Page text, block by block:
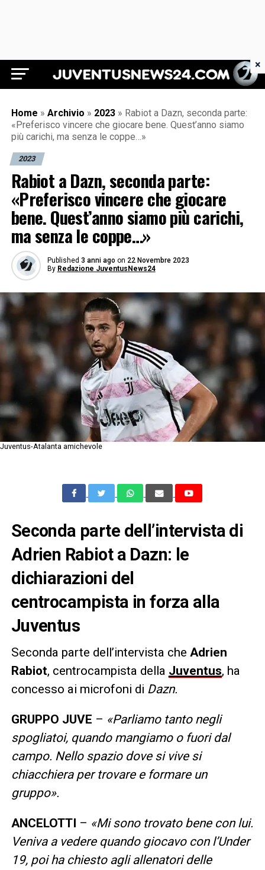
Juventus News 24
Home » Archivio » 2023 » Rabiot a Dazn, seconda parte:
«Preferisco vincere che giocare bene. Quest’anno siamo
più carichi, ma senza le coppe…»
2023
Rabiot a Dazn, seconda parte:
«Preferisco vincere che giocare
bene. Quest’anno siamo più carichi,
ma senza le coppe…»
Published 3 anni ago on 22 Novembre 2023
By Redazione JuventusNews24
Juventus-Atalanta amichevole
Seconda parte dell’intervista di
Adrien Rabiot a Dazn: le
dichiarazioni del
centrocampista in forza alla
Juventus
Seconda parte dell’intervista che Adrien
Rabiot, centrocampista della Juventus, ha
concesso ai microfoni di Dazn.
GRUPPO JUVE – «Parliamo tanto negli
spogliatoi, quando mangiamo o fuori dal
campo. Nello spazio dove si vive si
chiacchiera per trovare e formare un
gruppo».
ANCELOTTI – «Mi sono trovato bene con lui.
Veniva a vedere quando giocavo con l’Under
19, poi ha chiesto agli allenatori delle
×